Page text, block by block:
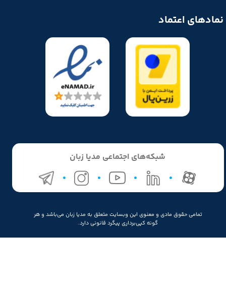
نمادهای اعتماد
تمامی حقوق مادی و معنوی این وبسایت متعلق به مدیا زبان می‌باشد و هر
گونه کپی‌برداری پیگرد قانونی دارد.
شبکه‌های اجتماعی مدیا زبان